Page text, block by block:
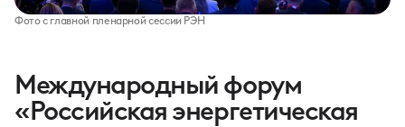
Фото с главной пленарной сессии РЭН
Международный форум
«Российская энергетическая